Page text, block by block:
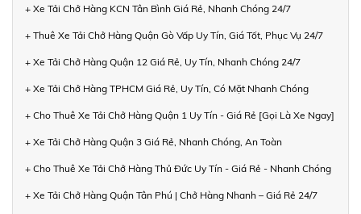
+ Xe Tải Chở Hàng KCN Tân Bình Giá Rẻ, Nhanh Chóng 24/7
+ Thuê Xe Tải Chở Hàng Quận Gò Vấp Uy Tín, Giá Tốt, Phục Vụ 24/7
+ Xe Tải Chở Hàng Quận 12 Giá Rẻ, Uy Tín, Nhanh Chóng 24/7
+ Xe Tải Chở Hàng TPHCM Giá Rẻ, Uy Tín, Có Mặt Nhanh Chóng
+ Cho Thuê Xe Tải Chở Hàng Quận 1 Uy Tín - Giá Rẻ [Gọi Là Xe Ngay]
+ Xe Tải Chở Hàng Quận 3 Giá Rẻ, Nhanh Chóng, An Toàn
+ Cho Thuê Xe Tải Chở Hàng Thủ Đức Uy Tín - Giá Rẻ - Nhanh Chóng
+ Xe Tải Chở Hàng Quận Tân Phú | Chở Hàng Nhanh – Giá Rẻ 24/7